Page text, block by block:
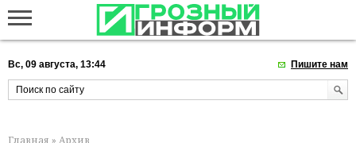
Вс, 09 августа, 13:44 Пишите нам
Главная » Архив